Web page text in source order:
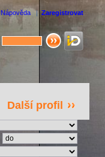
Nápověda | Zaregistrovat
Další profil